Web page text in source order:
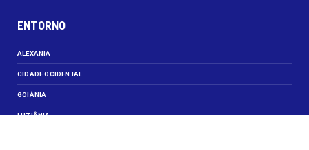
ENTORNO
ALEXANIA
CIDADE OCIDENTAL
GOIÂNIA
LUZIÂNIA